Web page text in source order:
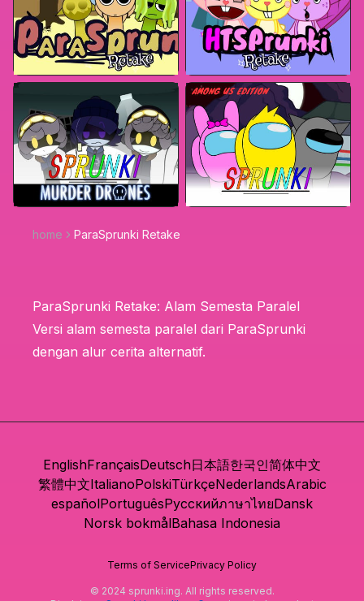
home ParaSprunki Retake
ParaSprunki Retake: Alam Semesta Paralel
Versi alam semesta paralel dari ParaSprunki
dengan alur cerita alternatif.
EnglishFrançaisDeutsch日本語한국인简体中文
繁體中文ItalianoPolskiTürkçeNederlandsArabic
españolPortuguêsРусскийภาษาไทยDansk
Norsk bokmålBahasa Indonesia
Terms of ServicePrivacy Policy
© 2024 sprunki.ing. All rights reserved.